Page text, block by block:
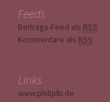
Feeds
Beitrags-Feed als RSS
Kommentare als RSS
Links
www.philiplb.de